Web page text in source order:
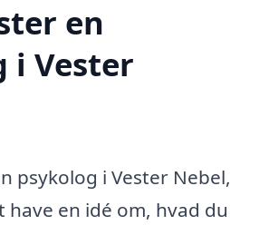
en
i Vester
psykolog i Vester Nebel,
en idé om, hvad du